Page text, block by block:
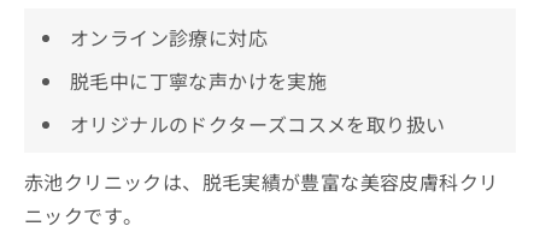
オンライン診療に対応
脱毛中に丁寧な声かけを実施
オリジナルのドクターズコスメを取り扱い
赤池クリニックは、脱毛実績が豊富な美容皮膚科クリ
ニックです。